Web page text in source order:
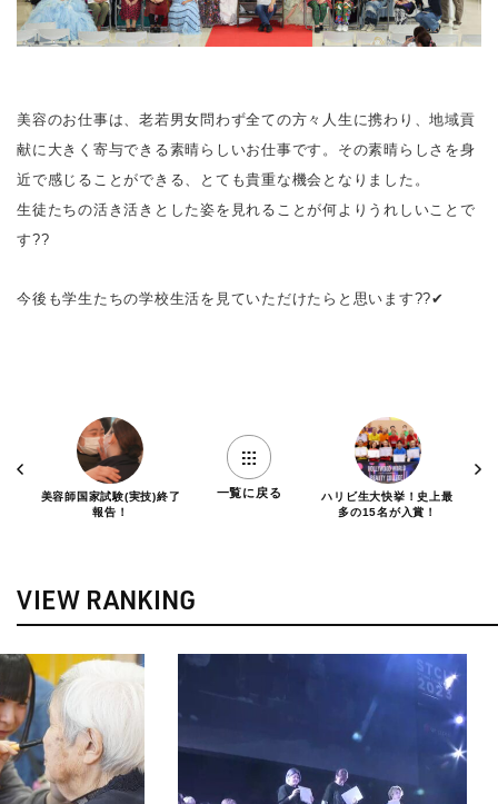
美容のお仕事は、⽼若男⼥問わず全ての方々⼈⽣に携わり、地域貢
献に⼤きく寄与できる素晴らしいお仕事です。その素晴らしさを⾝
近で感じることができる、とても貴重な機会となりました。
生徒たちの活き活きとした姿を見れることが何よりうれしいことで
す??
今後も学生たちの学校生活を見ていただけたらと思います?️?️✔
美容師国家試験(実技)終了
報告！
一覧に戻る
ハリビ生大快挙！史上最
多の15名が入賞！
VIEW RANKING